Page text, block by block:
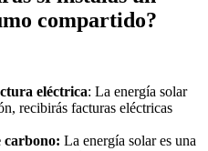
compartido?
eléctrica: La energía solar
recibirás facturas eléctricas
carbono: La energía solar es una